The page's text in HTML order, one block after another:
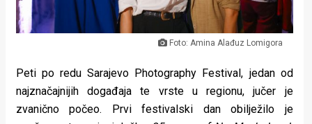
stolom
pokretu
Foto: Amina Alađuz Lomigora
Peti po redu Sarajevo Photography Festival, jedan od
najznačajnijih događaja te vrste u regionu, jučer je
zvanično počeo. Prvi festivalski dan obilježilo je